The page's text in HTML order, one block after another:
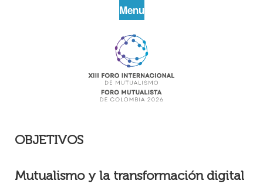
Menu
OBJETIVOS
Mutualismo y la transformación digital